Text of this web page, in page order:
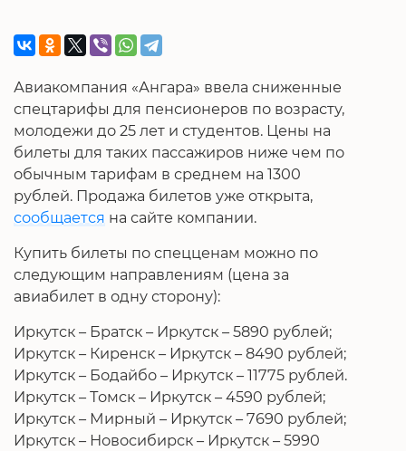
Авиакомпания «Ангара» ввела сниженные
спецтарифы для пенсионеров по возрасту,
молодежи до 25 лет и студентов. Цены на
билеты для таких пассажиров ниже чем по
обычным тарифам в среднем на 1300
рублей. Продажа билетов уже открыта,
сообщается на сайте компании.
Купить билеты по спецценам можно по
следующим направлениям (цена за
авиабилет в одну сторону):
Иркутск – Братск – Иркутск – 5890 рублей;
Иркутск – Киренск – Иркутск – 8490 рублей;
Иркутск – Бодайбо – Иркутск – 11775 рублей.
Иркутск – Томск – Иркутск – 4590 рублей;
Иркутск – Мирный – Иркутск – 7690 рублей;
Иркутск – Новосибирск – Иркутск – 5990